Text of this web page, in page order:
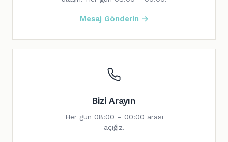
Mesaj Gönderin →
Bizi Arayın
Her gün 08:00 – 00:00 arası
açığız.